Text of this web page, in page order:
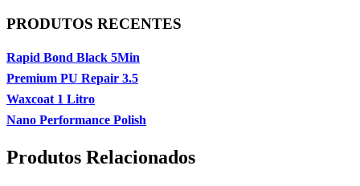
PRODUTOS RECENTES
Rapid Bond Black 5Min
Premium PU Repair 3.5
Waxcoat 1 Litro
Nano Performance Polish
Produtos Relacionados